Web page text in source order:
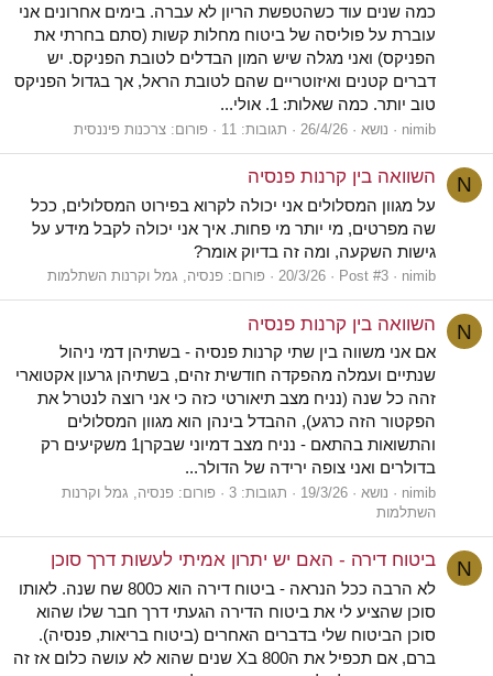
כמה שנים עוד כשהטפשת הריון לא עברה. בימים אחרונים אני
עוברת על פוליסה של ביטוח מחלות קשות (סתם בחרתי את
הפניקס) ואני מגלה שיש המון הבדלים לטובת הפניקס. יש
דברים קטנים ואיזוטריים שהם לטובת הראל, אך בגדול הפניקס
טוב יותר. כמה שאלות: 1. אולי...
nimib נושא 26/4/26 תגובות: 11 פורום: צרכנות פיננסית
N השוואה בין קרנות פנסיה
על מגוון המסלולים אני יכולה לקרוא בפירוט המסלולים, ככל
שה מפרטים, מי יותר מי פחות. איך אני יכולה לקבל מידע על
גישות השקעה, ומה זה בדיוק אומר?
nimib
Post #3
20/3/26 פורום: פנסיה, גמל וקרנות השתלמות
N השוואה בין קרנות פנסיה
אם אני משווה בין שתי קרנות פנסיה - בשתיהן דמי ניהול
שנתיים ועמלה מהפקדה חודשית זהים, בשתיהן גרעון אקטוארי
זהה כל שנה (נניח מצב תיאורטי כזה כי אני רוצה לנטרל את
הפקטור הזה כרגע), ההבדל בינהן הוא מגוון המסלולים
והתשואות בהתאם - נניח מצב דמיוני שבקרן1 משקיעים רק
בדולרים ואני צופה ירידה של הדולר...
nimib נושא 19/3/26 תגובות: 3 פורום: פנסיה, גמל וקרנות
השתלמות
N ביטוח דירה - האם יש יתרון אמיתי לעשות דרך סוכן
לא הרבה ככל הנראה - ביטוח דירה הוא כ800 שח שנה. לאותו
סוכן שהציע לי את ביטוח הדירה הגעתי דרך חבר שלו שהוא
סוכן הביטוח שלי בדברים האחרים (ביטוח בריאות, פנסיה).
ברם, אם תכפיל את ה800 בX שנים שהוא לא עושה כלום אז זה